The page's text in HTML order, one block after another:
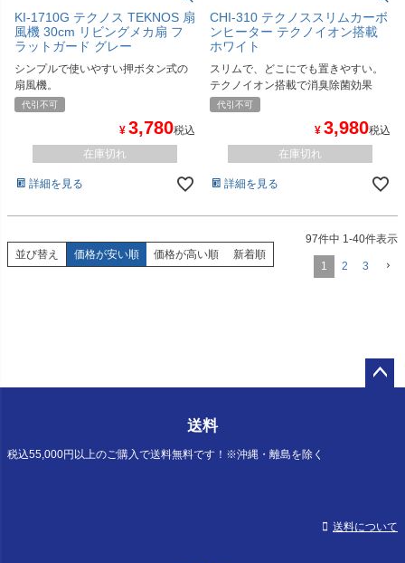
KI-1710G テクノス TEKNOS 扇
風機 30cm リビングメカ扇 フ
ラットガード グレー
シンプルで使いやすい押ボタン式の
扇風機。
代引不可
¥ 3,780税込
在庫切れ
詳細を見る
CHI-310 テクノススリムカーボ
ンヒーター テクノイオン搭載
ホワイト
スリムで、どこにでも置きやすい。
テクノイオン搭載で消臭除菌効果
代引不可
¥ 3,980税込
在庫切れ
詳細を見る
並び替え 価格が安い順 価格が高い順 新着順
97件中 1 -40件表示
1 2 3
送料
税込55,000円以上のご購入で送料無料です！※沖縄・離島を除く
送料について